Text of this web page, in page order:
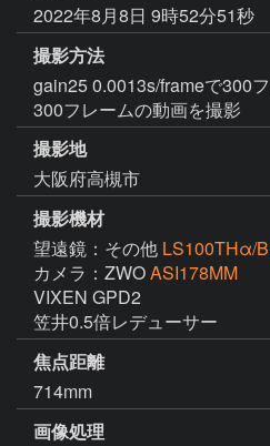
2022年8月8日 9時52分51秒
撮影方法
gain25 0.0013s/frameで300
300フレームの動画を撮影
撮影地
大阪府高槻市
撮影機材
望遠鏡：その他 LS100THα/
カメラ：ZWOASI178MM
VIXEN GPD2
笠井0.5倍レデューサー
焦点距離
714mm
画像処理